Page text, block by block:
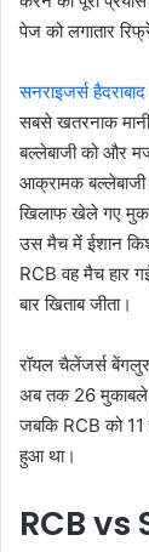
पेज को लगातार
सनराइजर्स हैदराबाद
सबसे खतरनाक
बल्लेबाजी को और
आक्रामक बल्लेबाजी
खिलाफ खेले गए
उस मैच में ईशान
RCB वह मैच हार
बार खिताब जीता।
रॉयल चैलेंजर्स
अब तक 26 मुकाबले
जबकि RCB को 11
हुआ था।
RCB vs